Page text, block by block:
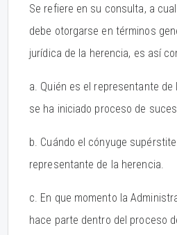
Se refiere en su consulta, a
debe otorgarse en términos
jurídica de la herencia, es así
a. Quién es el representante
se ha iniciado proceso de
b. Cuándo el cónyuge
representante de la herencia.
c. En que momento la
hace parte dentro del proceso